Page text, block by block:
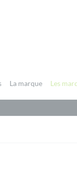
La marque Les